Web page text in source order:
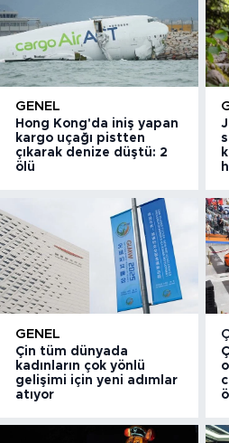
GENEL
Hong Kong'da iniş yapan
kargo uçağı pistten
çıkarak denize düştü: 2
ölü
GENEL
Çin tüm dünyada
kadınların çok yönlü
gelişimi için yeni adımlar
atıyor